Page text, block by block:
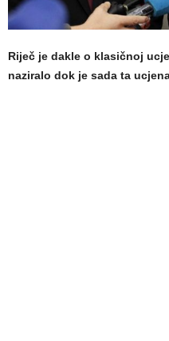
Riječ je dakle o klasičnoj
naziralo dok je sada ta